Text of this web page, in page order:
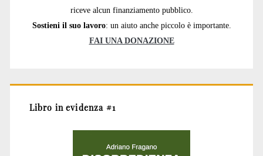
riceve alcun finanziamento pubblico.
Sostieni il suo lavoro: un aiuto anche piccolo è importante.
FAI UNA DONAZIONE
Libro in evidenza #1